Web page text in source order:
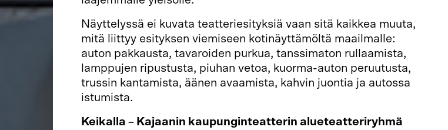
Näyttelyssä ei kuvata teatteriesityksiä vaan sitä kaikkea muuta,
mitä liittyy esityksen viemiseen kotinäyttämöltä maailmalle:
auton pakkausta, tavaroiden purkua, tanssimaton rullaamista,
lamppujen ripustusta, piuhan vetoa, kuorma-auton peruutusta,
trussin kantamista, äänen avaamista, kahvin juontia ja autossa
istumista.
Keikalla – Kajaanin kaupunginteatterin alueteatteriryhmä